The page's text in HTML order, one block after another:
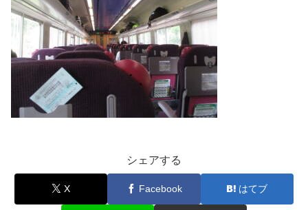
シェアする
X Facebook はてブ